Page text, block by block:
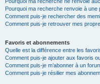
Pourquoi ma recherche renvoie à une
Comment puis-je rechercher des
Comment puis-je retrouver mes
Favoris et abonnements
Quelle est la différence entre les
Comment puis-je ajouter aux favoris
Comment puis-je m’abonner à un
Comment puis-je résilier mes